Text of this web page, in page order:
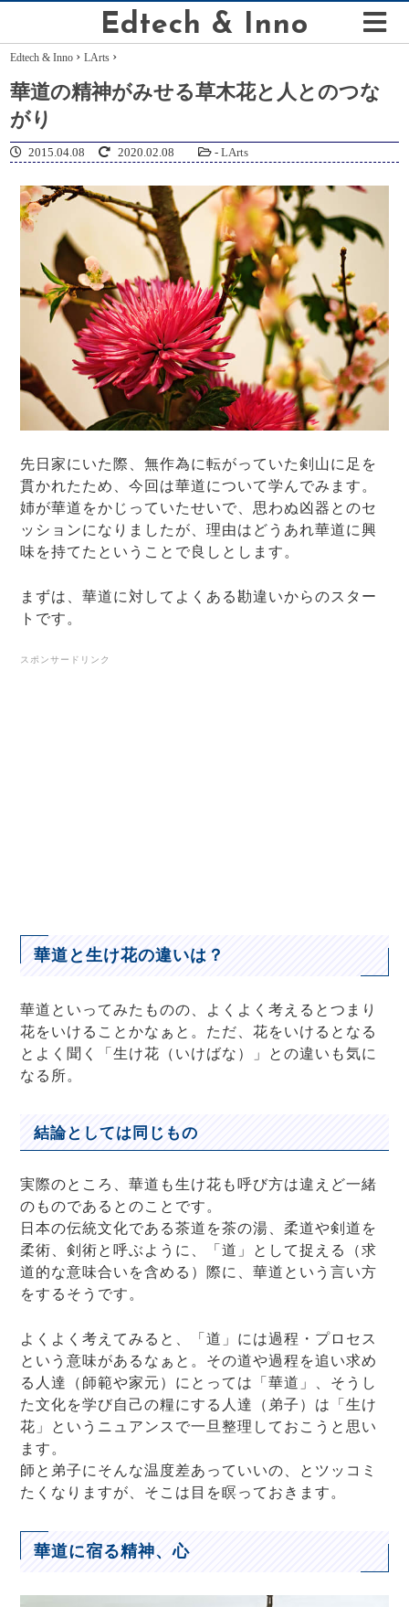
Edtech & Inno
Edtech & Inno ›LArts ›
華道の精神がみせる草木花と人とのつな
がり
2015.04.08 2020.02.08 -LArts
先日家にいた際、無作為に転がっていた剣山に足を
貫かれたため、今回は華道について学んでみます。
姉が華道をかじっていたせいで、思わぬ凶器とのセ
ッションになりましたが、理由はどうあれ華道に興
味を持てたということで良しとします。
まずは、華道に対してよくある勘違いからのスター
トです。
スポンサードリンク
華道と生け花の違いは？
華道といってみたものの、よくよく考えるとつまり
花をいけることかなぁと。ただ、花をいけるとなる
とよく聞く「生け花（いけばな）」との違いも気に
なる所。
結論としては同じもの
実際のところ、華道も生け花も呼び方は違えど一緒
のものであるとのことです。
日本の伝統文化である茶道を茶の湯、柔道や剣道を
柔術、剣術と呼ぶように、「道」として捉える（求
道的な意味合いを含める）際に、華道という言い方
をするそうです。
よくよく考えてみると、「道」には過程・プロセス
という意味があるなぁと。その道や過程を追い求め
る人達（師範や家元）にとっては「華道」、そうし
た文化を学び自己の糧にする人達（弟子）は「生け
花」というニュアンスで一旦整理しておこうと思い
ます。
師と弟子にそんな温度差あっていいの、とツッコミ
たくなりますが、そこは目を瞑っておきます。
華道に宿る精神、心